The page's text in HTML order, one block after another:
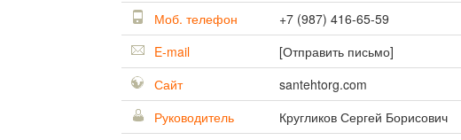
Моб. телефон
+7 (987) 416-65-59
E-mail
[Отправить письмо]
Сайт
santehtorg.com
Руководитель
Кругликов Сергей Борисович